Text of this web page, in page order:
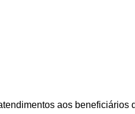
aos beneficiários